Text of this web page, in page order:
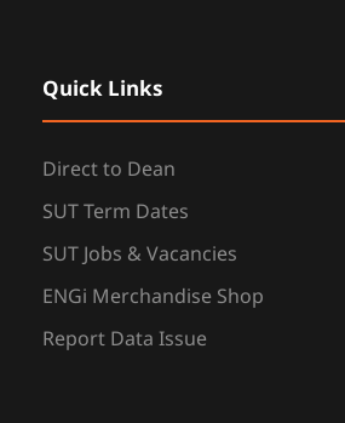
Quick Links
Direct to Dean
SUT Term Dates
SUT Jobs & Vacancies
ENGi Merchandise Shop
Report Data Issue